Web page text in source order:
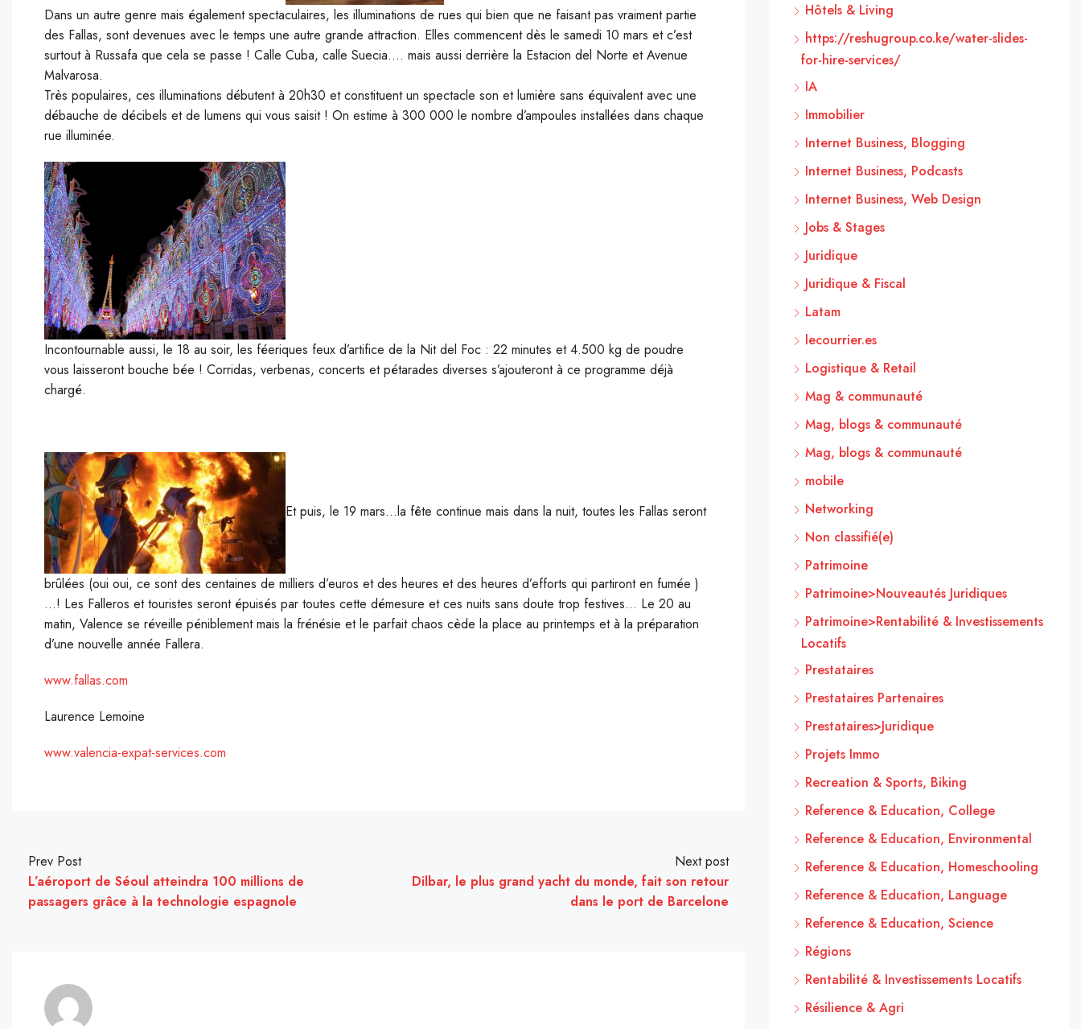
Dans un autre genre mais également spectaculaires, les illuminations de rues qui bien que ne faisant pas vraiment partie
des Fallas, sont devenues avec le temps une autre grande attraction. Elles commencent dès le samedi 10 mars et c’est
surtout à Russafa que cela se passe ! Calle Cuba, calle Suecia…. mais aussi derrière la Estacion del Norte et Avenue
Malvarosa.
Très populaires, ces illuminations débutent à 20h30 et constituent un spectacle son et lumière sans équivalent avec une
débauche de décibels et de lumens qui vous saisit ! On estime à 300 000 le nombre d’ampoules installées dans chaque
rue illuminée.
Incontournable aussi, le 18 au soir, les féeriques feux d’artifice de la Nit del Foc : 22 minutes et 4.500 kg de poudre
vous laisseront bouche bée ! Corridas, verbenas, concerts et pétarades diverses s’ajouteront à ce programme déjà
chargé.
Et puis, le 19 mars…la fête continue mais dans la nuit, toutes les Fallas seront
brûlées (oui oui, ce sont des centaines de milliers d’euros et des heures et des heures d’efforts qui partiront en fumée )
…! Les Falleros et touristes seront épuisés par toutes cette démesure et ces nuits sans doute trop festives… Le 20 au
matin, Valence se réveille péniblement mais la frénésie et le parfait chaos cède la place au printemps et à la préparation
d’une nouvelle année Fallera.
www.fallas.com
Laurence Lemoine
www.valencia-expat-services.com
Prev Post
L’aéroport de Séoul atteindra 100 millions de
passagers grâce à la technologie espagnole
Next post
Dilbar, le plus grand yacht du monde, fait son retour
dans le port de Barcelone
Hôtels & Living
https://reshugroup.co.ke/water-slides-
for-hire-services/
IA
Immobilier
Internet Business, Blogging
Internet Business, Podcasts
Internet Business, Web Design
Jobs & Stages
Juridique
Juridique & Fiscal
Latam
lecourrier.es
Logistique & Retail
Mag & communauté
Mag, blogs & communauté
Mag, blogs & communauté
mobile
Networking
Non classifié(e)
Patrimoine
Patrimoine>Nouveautés Juridiques
Patrimoine>Rentabilité & Investissements
Locatifs
Prestataires
Prestataires Partenaires
Prestataires>Juridique
Projets Immo
Recreation & Sports, Biking
Reference & Education, College
Reference & Education, Environmental
Reference & Education, Homeschooling
Reference & Education, Language
Reference & Education, Science
Régions
Rentabilité & Investissements Locatifs
Résilience & Agri